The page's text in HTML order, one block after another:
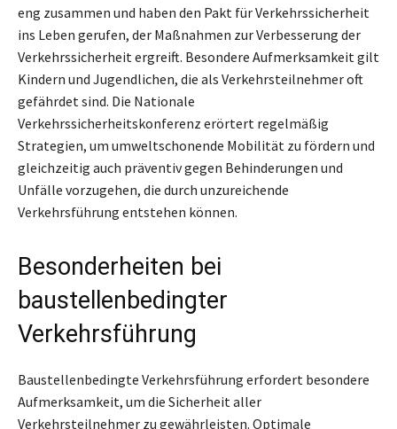
eng zusammen und haben den Pakt für Verkehrssicherheit
ins Leben gerufen, der Maßnahmen zur Verbesserung der
Verkehrssicherheit ergreift. Besondere Aufmerksamkeit gilt
Kindern und Jugendlichen, die als Verkehrsteilnehmer oft
gefährdet sind. Die Nationale
Verkehrssicherheitskonferenz erörtert regelmäßig
Strategien, um umweltschonende Mobilität zu fördern und
gleichzeitig auch präventiv gegen Behinderungen und
Unfälle vorzugehen, die durch unzureichende
Verkehrsführung entstehen können.
Besonderheiten bei
baustellenbedingter
Verkehrsführung
Baustellenbedingte Verkehrsführung erfordert besondere
Aufmerksamkeit, um die Sicherheit aller
Verkehrsteilnehmer zu gewährleisten. Optimale